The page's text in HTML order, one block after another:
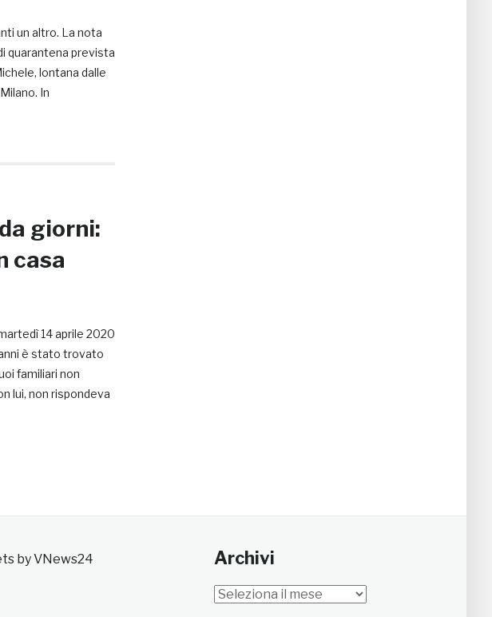
un altro. La nota
quarantena prevista
lontana dalle
In
giorni:
casa
14 aprile 2020
anni è stato trovato
familiari non
lui, non rispondeva
by VNews24 Archivi
Archivi